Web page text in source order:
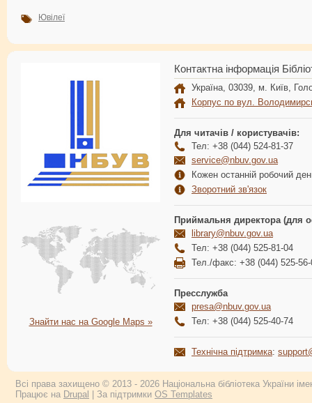
Ювілеї
Знайти нас на Google Maps »
Контактна інформація
Україна, 03039, м. Київ,
Корпус по вул.
Для читачів / користувачів:
Тел: +38 (044) 524-81-37
service@nbuv.gov.ua
Кожен останній робочий
Зворотний зв'язок
Приймальня директора (для
library@nbuv.gov.ua
Тел: +38 (044) 525-81-04
Тел./факс: +38 (044) 525-56-
Пресслужба
presa@nbuv.gov.ua
Тел: +38 (044) 525-40-74
Технічна підтримка:
Всі права захищено © 2013 - 2026 Національна бібліотека України
Працює на Drupal | За підтримки OS Templates